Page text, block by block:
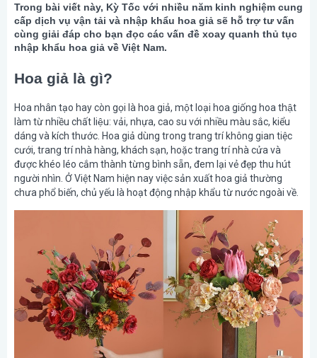
Trong bài viết này, Kỳ Tốc với nhiều năm kinh nghiệm cung
cấp dịch vụ vận tải và nhập khẩu hoa giả sẽ hỗ trợ tư vấn
cùng giải đáp cho bạn đọc các vấn đề xoay quanh thủ tục
nhập khẩu hoa giả về Việt Nam.
Hoa giả là gì?
Hoa nhân tạo hay còn gọi là hoa giả, một loại hoa giống hoa thật
làm từ nhiều chất liệu: vải, nhựa, cao su với nhiều màu sắc, kiểu
dáng và kích thước. Hoa giả dùng trong trang trí không gian tiệc
cưới, trang trí nhà hàng, khách sạn, hoặc trang trí nhà cửa và
được khéo léo cắm thành từng bình sẵn, đem lại vẻ đẹp thu hút
người nhìn. Ở Việt Nam hiện nay việc sản xuất hoa giả thường
chưa phổ biến, chủ yếu là hoạt động nhập khẩu từ nước ngoài về.